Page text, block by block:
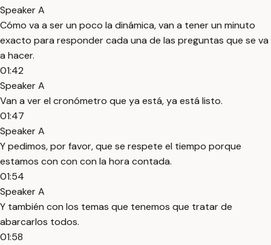
Speaker A
Cómo va a ser un poco la dinámica, van a tener un minuto
exacto para responder cada una de las preguntas que se va
a hacer.
01:42
Speaker A
Van a ver el cronómetro que ya está, ya está listo.
01:47
Speaker A
Y pedimos, por favor, que se respete el tiempo porque
estamos con con con la hora contada.
01:54
Speaker A
Y también con los temas que tenemos que tratar de
abarcarlos todos.
01:58